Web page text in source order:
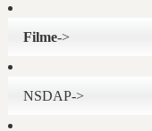
Filme->
NSDAP->